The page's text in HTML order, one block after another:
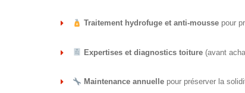
Traitement hydrofuge et anti-moussepour
Expertises et diagnostics toiture(avant
Maintenance annuellepour préserver la